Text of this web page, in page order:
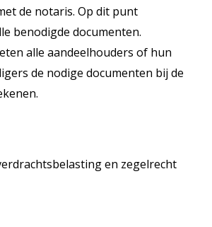
de notaris. Op dit punt
benodigde documenten.
alle aandeelhouders of hun
de nodige documenten bij de
en zegelrecht